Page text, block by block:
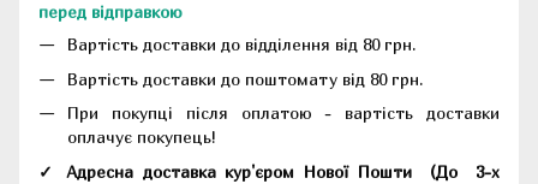
перед відправкою
Вартість доставки до відділення від 80 грн.
Вартість доставки до поштомату від 80 грн.
При покупці після оплатою - вартість доставки
оплачує покупець!
✓ Адресна доставка кур'єром Нової Пошти (До 3-х